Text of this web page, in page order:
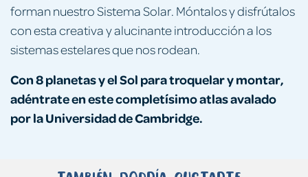
forman nuestro Sistema Solar. Móntalos y disfrútalos
con esta creativa y alucinante introducción a los
sistemas estelares que nos rodean.
Con 8 planetas y el Sol para troquelar y montar,
adéntrate en este completísimo atlas avalado
por la Universidad de Cambridge.